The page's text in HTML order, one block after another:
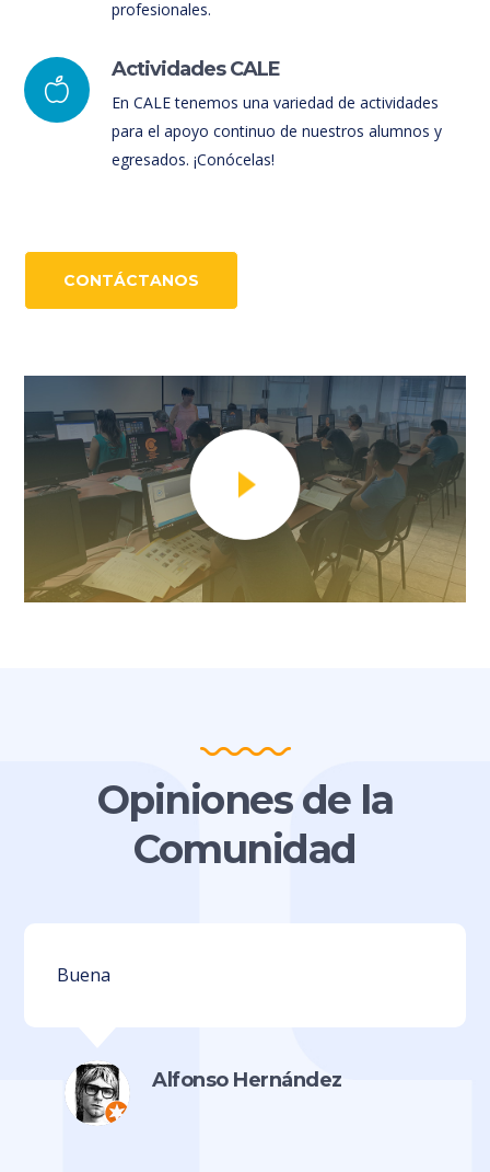
profesionales.
Actividades CALE
En CALE tenemos una variedad de actividades
para el apoyo continuo de nuestros alumnos y
egresados. ¡Conócelas!
CONTÁCTANOS
Opiniones de la
Comunidad
Buena
Alfonso Hernández